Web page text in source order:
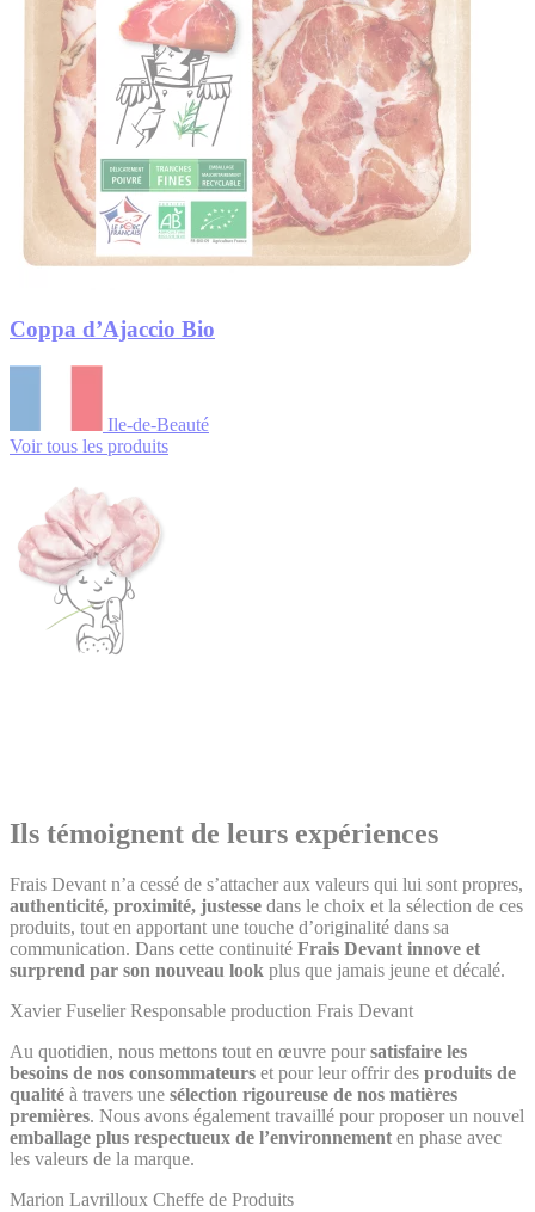
Coppa d’Ajaccio Bio
Ile-de-Beauté
Voir tous les produits
Ils témoignent de leurs expériences
Frais Devant n’a cessé de s’attacher aux valeurs qui lui sont propres,
authenticité, proximité, justesse dans le choix et la sélection de ces
produits, tout en apportant une touche d’originalité dans sa
communication. Dans cette continuité Frais Devant innove et
surprend par son nouveau look plus que jamais jeune et décalé.
Xavier Fuselier Responsable production Frais Devant
Au quotidien, nous mettons tout en œuvre pour satisfaire les
besoins de nos consommateurs et pour leur offrir des produits de
qualité à travers une sélection rigoureuse de nos matières
premières. Nous avons également travaillé pour proposer un nouvel
emballage plus respectueux de l’environnement en phase avec
les valeurs de la marque.
Marion Lavrilloux Cheffe de Produits